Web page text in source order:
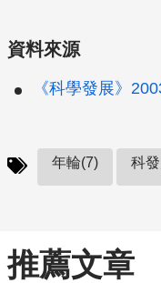
資料來源
《科學發展》
年輪(7) 科
推薦文章